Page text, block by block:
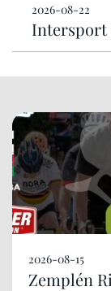
2026-08-22
Intersport
2026-08-15
Zemplén